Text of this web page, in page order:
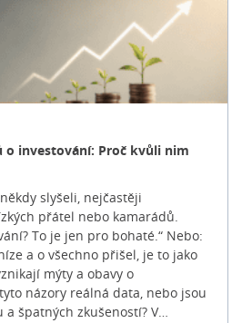
o investování: Proč kvůli nim
slyšeli, nejčastěji
přátel nebo kamarádů.
To je jen pro bohaté.“ Nebo:
a o všechno přišel, je to jako
mýty a obavy o
názory reálná data, nebo jsou
špatných zkušeností? V